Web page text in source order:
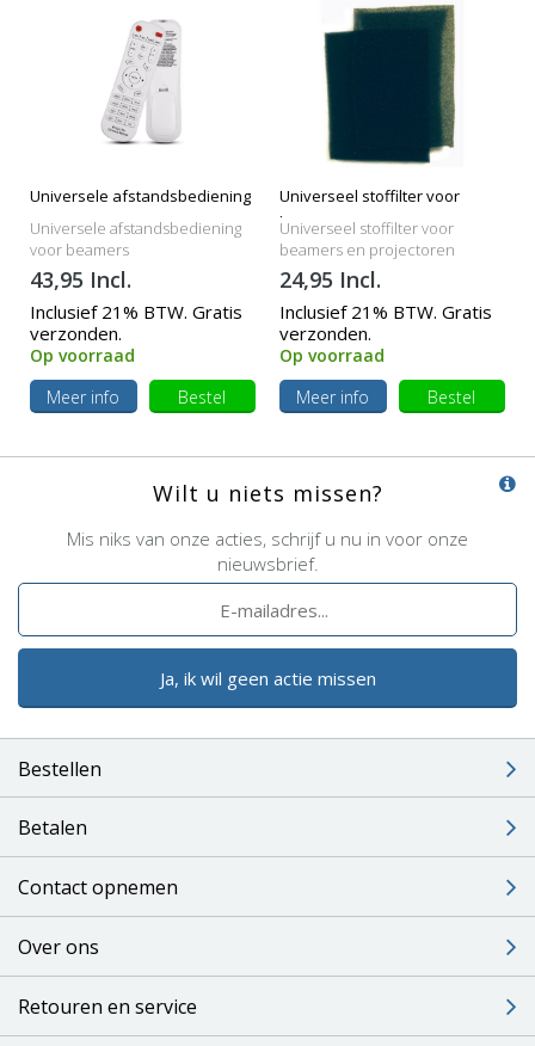
Universele afstandsbediening
Universele afstandsbediening
voor beamers
43,95 Incl.
Inclusief 21% BTW. Gratis
verzonden.
Op voorraad
Meer info
Bestel
Universeel stoffilter voor
beamers
Universeel stoffilter voor
beamers en projectoren
24,95 Incl.
Inclusief 21% BTW. Gratis
verzonden.
Op voorraad
Meer info
Bestel
Wilt u niets missen?
Mis niks van onze acties, schrijf u nu in voor onze
nieuwsbrief.
Ja, ik wil geen actie missen
Bestellen
Betalen
Contact opnemen
Over ons
Retouren en service